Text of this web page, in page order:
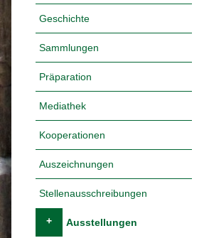
Geschichte
Sammlungen
Präparation
Mediathek
Kooperationen
Auszeichnungen
Stellenausschreibungen
+ Ausstellungen